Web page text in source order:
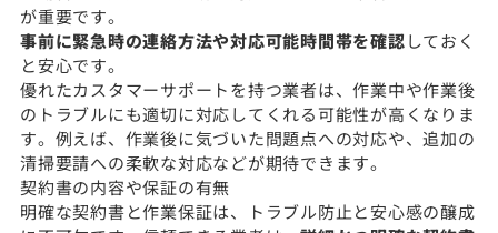
が重要です。
事前に緊急時の連絡方法や対応可能時間帯を確認しておく
と安心です。
優れたカスタマーサポートを持つ業者は、作業中や作業後
のトラブルにも適切に対応してくれる可能性が高くなりま
す。例えば、作業後に気づいた問題点への対応や、追加の
清掃要請への柔軟な対応などが期待できます。
契約書の内容や保証の有無
明確な契約書と作業保証は、トラブル防止と安心感の醸成